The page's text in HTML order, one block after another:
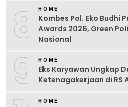
8 HOME
Kombes Pol. Eko Budhi
Awards 2026, Green
Nasional
9 HOME
Eks Karyawan Ungkap
Ketenagakerjaan di RS
HOME